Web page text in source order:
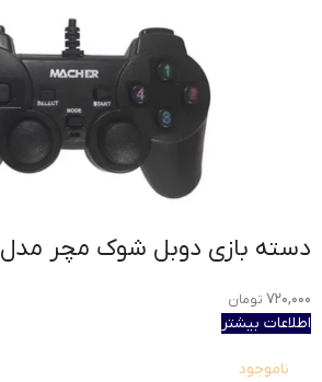
دسته بازی دوبل شوک مچر مدل MR-58
۷۲۰,۰۰۰ تومان
اطلاعات بیشتر
ناموجود